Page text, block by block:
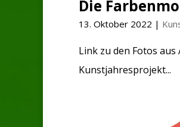
Die
13. Oktober 2022 |
Link zu den Fotos
Kunstjahresprojekt...